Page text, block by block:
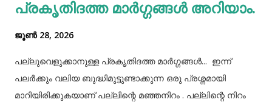
കൂട...
പ്രകൃതിദത്ത മാര്‍ഗ്ഗങ്ങള്‍ അറിയാം.
ജൂൺ 28, 2026
പല്ലുവെളുക്കാനുള്ള പ്രകൃതിദത്ത മാര്‍ഗ്ഗങ്ങള്‍... ഇന്ന്
പലർക്കും വലിയ ബുദ്ധിമുട്ടുണ്ടാക്കുന്ന ഒരു പ്രശ്നമായി
മാറിയിരിക്കുകയാണ് പല്ലിന്റെ മഞ്ഞനിറം . പല്ലിന്റെ നിറം